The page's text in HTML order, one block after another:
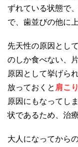
ずれている状態で
で、歯並びの他に
先天性の原因とし
のしか食べない、
原因として挙げられ
放っておくと 肩こ
原因にもなってし
状であるため、治
大人になってから